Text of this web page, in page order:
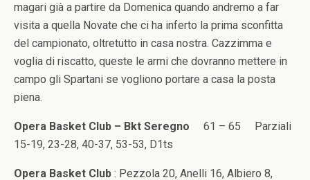
magari già a partire da Domenica quando andremo a far
visita a quella Novate che ci ha inferto la prima sconfitta
del campionato, oltretutto in casa nostra. Cazzimma e
voglia di riscatto, queste le armi che dovranno mettere in
campo gli Spartani se vogliono portare a casa la posta
piena.
Opera Basket Club – Bkt Seregno 61 – 65 Parziali
15-19, 23-28, 40-37, 53-53, D1ts
Opera Basket Club : Pezzola 20, Anelli 16, Albiero 8,